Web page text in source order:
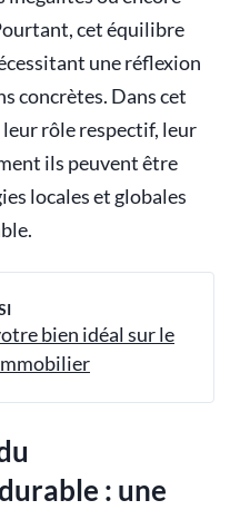
cet équilibre
une réflexion
concrètes. Dans cet
rôle respectif, leur
ils peuvent être
locales et globales
bien idéal sur le
: une